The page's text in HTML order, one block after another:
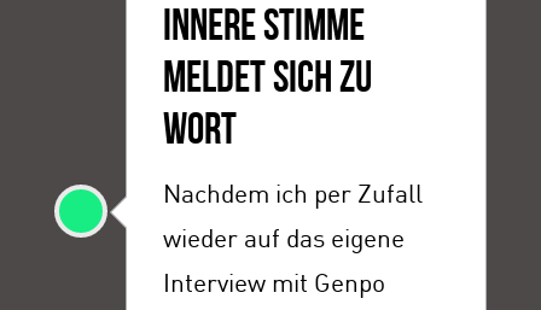
INNERE STIMME
MELDET SICH ZU
WORT
Nachdem ich per Zufall
wieder auf das eigene
Interview mit Genpo